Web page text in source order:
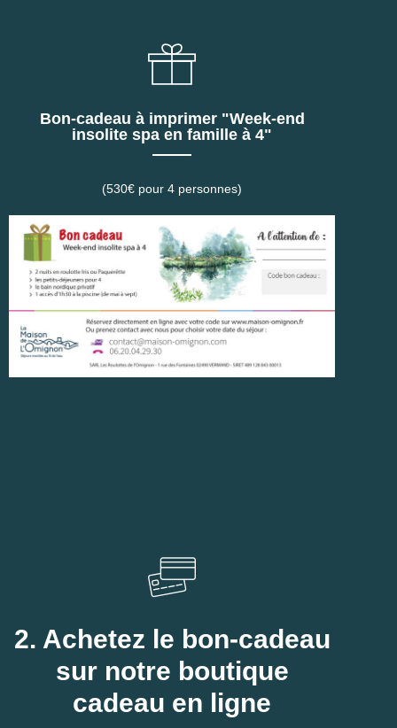
Bon-cadeau à imprimer "Week-end
insolite spa en famille à 4"
(530€ pour 4 personnes)
2. Achetez le bon-cadeau
sur notre boutique
cadeau en ligne